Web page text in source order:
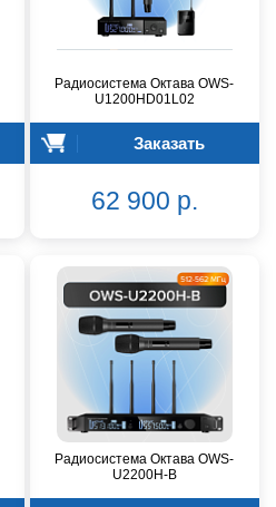
Радиосистема Октава OWS-
U1200HD01L02
Заказать
62 900 р.
Радиосистема Октава OWS-
U2200H-B